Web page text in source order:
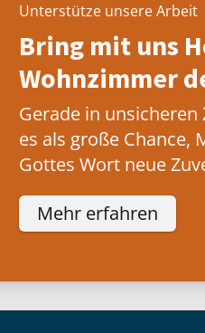
Unterstütze unsere Arbeit
Bring mit uns
Wohnzimmer
Gerade in
es als große Chance,
Gottes Wort neue
Mehr erfahren